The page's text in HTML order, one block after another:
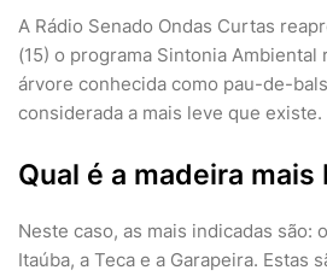
A Rádio Senado Ondas Curtas
(15) o programa Sintonia
árvore conhecida como pau-de-
considerada a mais leve que existe.
Qual é a madeira mais
Neste caso, as mais indicadas são:
Itaúba, a Teca e a Garapeira. Estas